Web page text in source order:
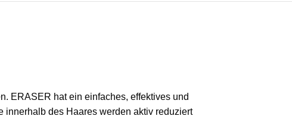
ERASER hat ein einfaches, effektives und
innerhalb des Haares werden aktiv reduziert